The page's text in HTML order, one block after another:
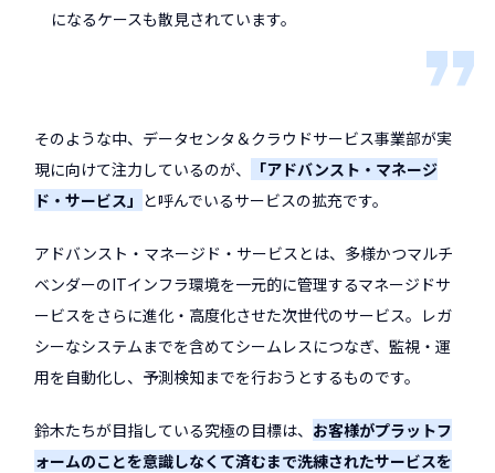
になるケースも散見されています。
そのような中、データセンタ＆クラウドサービス事業部が実
現に向けて注力しているのが、
「アドバンスト・マネージ
ド・サービス」 と呼んでいるサービスの拡充です。
アドバンスト・マネージド・サービスとは、多様かつマルチ
ベンダーのITインフラ環境を一元的に管理するマネージドサ
ービスをさらに進化・高度化させた次世代のサービス。レガ
シーなシステムまでを含めてシームレスにつなぎ、監視・運
用を自動化し、予測検知までを行おうとするものです。
鈴木たちが目指している究極の目標は、 お客様がプラットフ
ォームのことを意識しなくて済むまで洗練されたサービスを